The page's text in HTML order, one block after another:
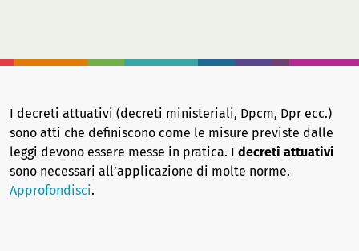
I decreti attuativi (decreti ministeriali, Dpcm, Dpr ecc.)
sono atti che definiscono come le misure previste dalle
leggi devono essere messe in pratica. I decreti attuativi
sono necessari all’applicazione di molte norme.
Approfondisci.